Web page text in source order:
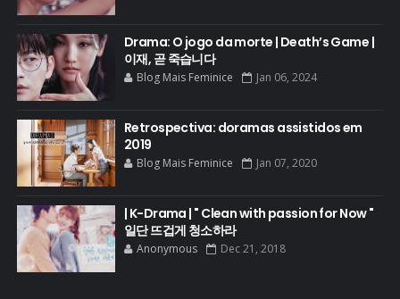
Drama: O jogo da morte | Death’s Game |
이재, 곧 죽습니다
Blog Mais Feminice Jan 06, 2024
Retrospectiva: doramas assistidos em
2019
Blog Mais Feminice Jan 07, 2020
| K-Drama | " Clean with passion for Now "
일단 뜨겁게 청소하라
Anonymous Dec 21, 2018